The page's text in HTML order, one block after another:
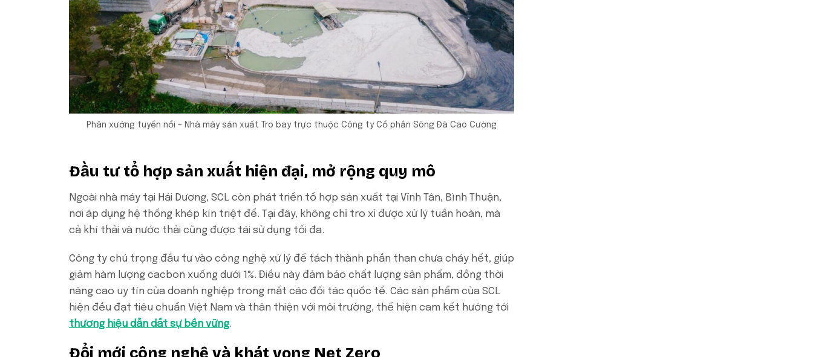
Phân xưởng tuyển nổi – Nhà máy sản xuất Tro bay trực thuộc Công ty Cổ phần Sông Đà Cao Cường
Đầu tư tổ hợp sản xuất hiện đại, mở rộng quy mô
Ngoài nhà máy tại Hải Dương, SCL còn phát triển tổ hợp sản xuất tại Vĩnh Tân, Bình Thuận,
nơi áp dụng hệ thống khép kín triệt để. Tại đây, không chỉ tro xỉ được xử lý tuần hoàn, mà
cả khí thải và nước thải cũng được tái sử dụng tối đa.
Công ty chú trọng đầu tư vào công nghệ xử lý để tách thành phần than chưa cháy hết, giúp
giảm hàm lượng cacbon xuống dưới 1%. Điều này đảm bảo chất lượng sản phẩm, đồng thời
nâng cao uy tín của doanh nghiệp trong mắt các đối tác quốc tế. Các sản phẩm của SCL
hiện đều đạt tiêu chuẩn Việt Nam và thân thiện với môi trường, thể hiện cam kết hướng tới
thương hiệu dẫn dắt sự bền vững.
Đổi mới công nghệ và khát vọng Net Zero